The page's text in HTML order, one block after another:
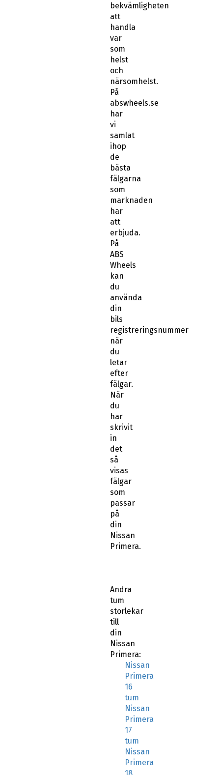
bekvämligheten
att
handla
var
som
helst
och
närsomhelst.
På
abswheels.se
har
vi
samlat
ihop
de
bästa
fälgarna
som
marknaden
har
att
erbjuda.
På
ABS
Wheels
kan
du
använda
din
bils
registreringsnummer
när
du
letar
efter
fälgar.
När
du
har
skrivit
in
det
så
visas
fälgar
som
passar
på
din
Nissan
Primera.
Andra
tum
storlekar
till
din
Nissan
Primera:
Nissan
Primera
16
tum
Nissan
Primera
17
tum
Nissan
Primera
18